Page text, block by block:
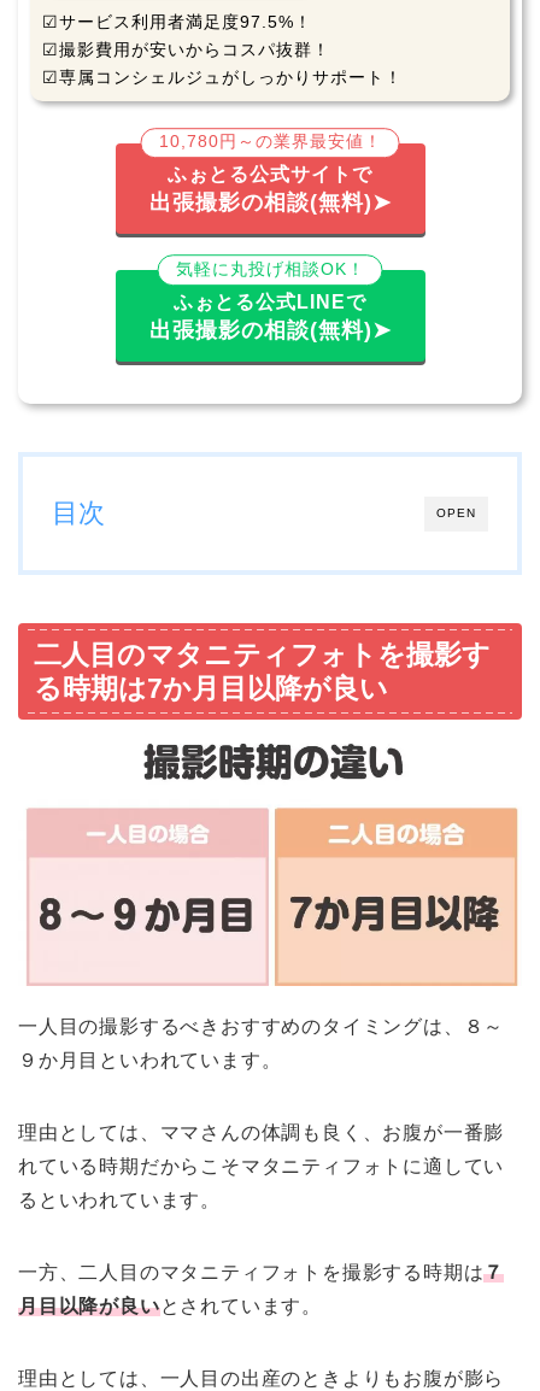
☑サービス利用者満足度97.5%！
☑撮影費用が安いからコスパ抜群！
☑専属コンシェルジュがしっかりサポート！
10,780円～の業界最安値！
ふぉとる公式サイトで
出張撮影の相談(無料)➤
気軽に丸投げ相談OK！
ふぉとる公式LINEで
出張撮影の相談(無料)➤
OPEN
目次
二人目のマタニティフォトを撮影す
る時期は7か月目以降が良い
一人目の撮影するべきおすすめのタイミングは、８～
９か月目といわれています。
理由としては、ママさんの体調も良く、お腹が一番膨
れている時期だからこそマタニティフォトに適してい
るといわれています。
一方、二人目のマタニティフォトを撮影する時期は７
月目以降が良いとされています。
理由としては、一人目の出産のときよりもお腹が膨ら